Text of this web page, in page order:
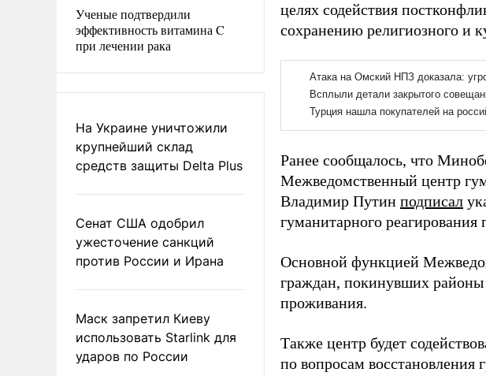
Ученые подтвердили
эффективность витамина C
при лечении рака
На Украине уничтожили
крупнейший склад
средств защиты Delta Plus
Сенат США одобрил
ужесточение санкций
против России и Ирана
Маск запретил Киеву
использовать Starlink для
ударов по России
целях содействия
сохранению религиозного и
Ранее сообщалось, что
Межведомственный центр
Владимир Путин подписал
гуманитарного реагирования
Основной функцией
граждан, покинувших районы
проживания.
Также центр будет
по вопросам восстановления